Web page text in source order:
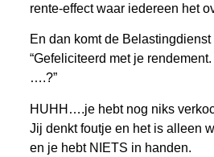
rente-effect waar iedereen het
En dan komt de Belastingdienst
“Gefeliciteerd met je
….?”
HUHH….je hebt nog niks
Jij denkt foutje en het is alleen
en je hebt NIETS in handen.